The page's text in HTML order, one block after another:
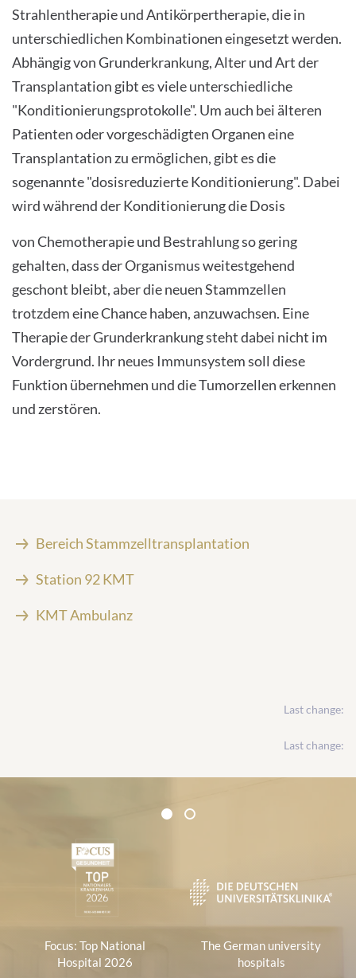
Strahlentherapie und Antikörpertherapie, die in
unterschiedlichen Kombinationen eingesetzt werden.
Abhängig von Grunderkrankung, Alter und Art der
Transplantation gibt es viele unterschiedliche
"Konditionierungsprotokolle". Um auch bei älteren
Patienten oder vorgeschädigten Organen eine
Transplantation zu ermöglichen, gibt es die
sogenannte "dosisreduzierte Konditionierung". Dabei
wird während der Konditionierung die Dosis
von Chemotherapie und Bestrahlung so gering
gehalten, dass der Organismus weitestgehend
geschont bleibt, aber die neuen Stammzellen
trotzdem eine Chance haben, anzuwachsen. Eine
Therapie der Grunderkrankung steht dabei nicht im
Vordergrund. Ihr neues Immunsystem soll diese
Funktion übernehmen und die Tumorzellen erkennen
und zerstören.
Bereich Stammzelltransplantation
Station 92 KMT
KMT Ambulanz
Last change:
Last change:
Certificates and Associations
1 2
Focus: Top National
Hospital 2026
The German university
hospitals